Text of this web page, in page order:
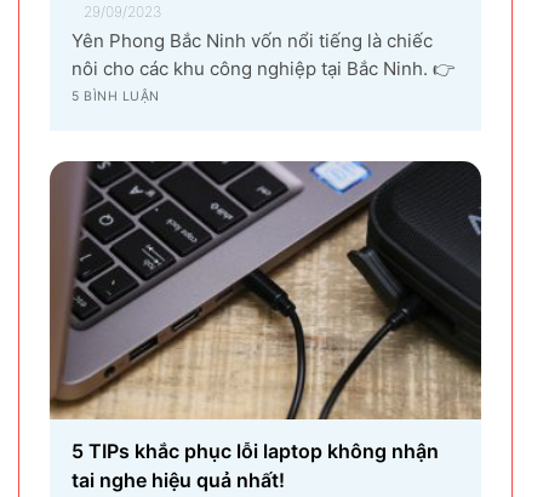
29/09/2023
Yên Phong Bắc Ninh vốn nổi tiếng là chiếc
nôi cho các khu công nghiệp tại Bắc Ninh. 👉
Với sự góp mặt của tập đoàn SamSung đầu tư
nông nay trở thành...
5 BÌNH LUẬN
5 TIPs khắc phục lỗi laptop không nhận
tai nghe hiệu quả nhất!